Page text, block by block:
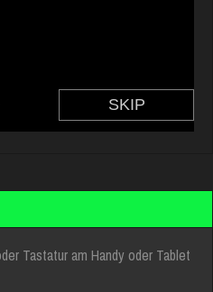
Tastatur am Handy oder Tablet